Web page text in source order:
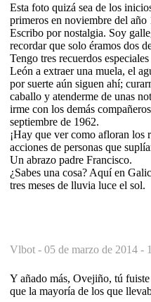
Esta foto quizá sea de los
primeros en noviembre del año
Escribo por nostalgia. Soy
recordar que solo éramos dos
Tengo tres recuerdos
León a extraer una muela, el
por suerte aún siguen ahí;
caballo y atenderme de unas
irme con los demás
septiembre de 1962.
¡Hay que ver como afloran los
acciones de personas que
Un abrazo padre Francisco.
¿Sabes una cosa? Aquí en
tres meses de lluvia luce el sol.
Vlbot - 05 de marzo de 2014 -
Y añado más, Ovejiño, tú
que la mayoría de los que